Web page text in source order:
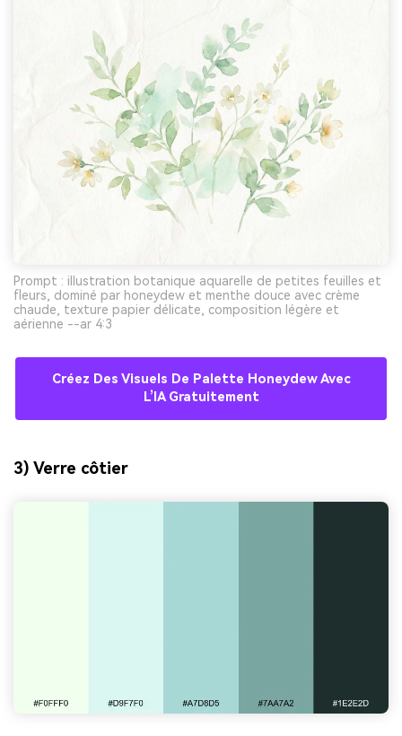
Prompt : illustration botanique aquarelle de petites feuilles et
fleurs, dominé par honeydew et menthe douce avec crème
chaude, texture papier délicate, composition légère et
aérienne --ar 4:3
Créez Des Visuels De Palette Honeydew Avec
L’IA Gratuitement
3) Verre côtier